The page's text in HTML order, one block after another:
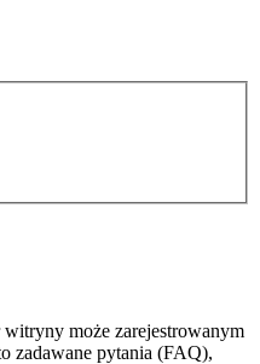
może zarejestrowanym
zadawane pytania (FAQ),